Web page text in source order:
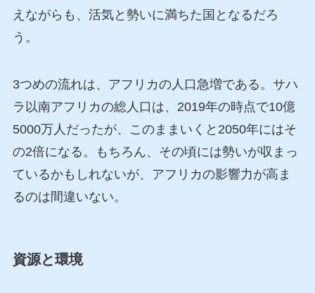
えながらも、活気と勢いに満ちた国となるだろ
う。
3つめの流れは、アフリカの人口急増である。サハ
ラ以南アフリカの総人口は、2019年の時点で10億
5000万人だったが、このままいくと2050年にはそ
の2倍になる。もちろん、その頃には勢いが収まっ
ているかもしれないが、アフリカの影響力が高ま
るのは間違いない。
資源と環境